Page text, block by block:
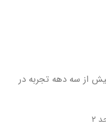
از سه دهه تجربه در